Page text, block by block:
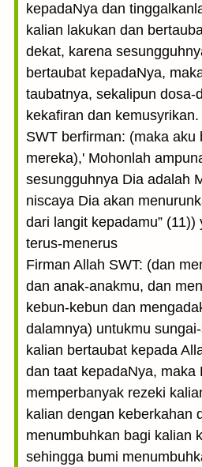
kepadaNya dan
kalian lakukan dan
dekat, karena
bertaubat kepadaNya,
taubatnya, sekalipun dosa-
kekafiran dan
SWT berfirman: (maka aku
mereka),' Mohonlah
sesungguhnya Dia adalah
niscaya Dia akan
dari langit kepadamu” (11))
terus-menerus
Firman Allah SWT: (dan
dan anak-anakmu, dan
kebun-kebun dan
dalamnya) untukmu
kalian bertaubat kepada
dan taat kepadaNya, maka
memperbanyak rezeki
kalian dengan keberkahan
menumbuhkan bagi kalian
sehingga bumi